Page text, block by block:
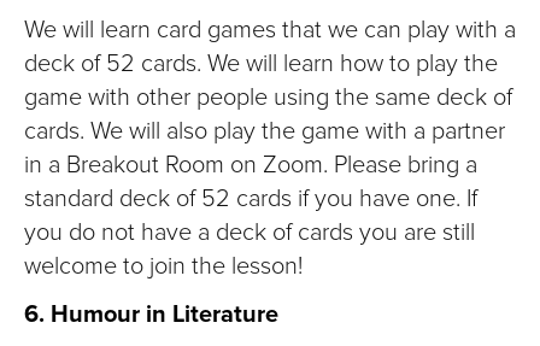
We will learn card games that we can play with a
deck of 52 cards. We will learn how to play the
game with other people using the same deck of
cards. We will also play the game with a partner
in a Breakout Room on Zoom. Please bring a
standard deck of 52 cards if you have one. If
you do not have a deck of cards you are still
welcome to join the lesson!
6. Humour in Literature